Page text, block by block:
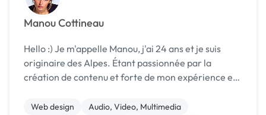
Manou Cottineau
Hello :) Je m'appelle Manou, j'ai 24 ans et je suis
originaire des Alpes. Étant passionnée par la
création de contenu et forte de mon expérience en
ski, j'ai choisi de me lancer en freelance...
Web design
Audio, Video, Multimedia